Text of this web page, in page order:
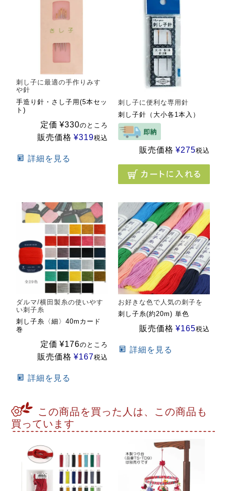
刺し子に最適の手作りみす
や針
手造り針・さし子用(5本セッ
ト)
定価 ¥330のところ
販売価格 ¥319税込
詳細を見る
刺し子に便利な専用針
刺し子針（大小各1本入）
販売価格 ¥275税込
ダルマ/横田製糸の使いやす
い刺子糸
刺し子糸〈細〉40mカード
巻
定価 ¥176のところ
販売価格 ¥167税込
詳細を見る
お好きな色で人気の刺子を
刺し子糸(約20m) 単色
販売価格 ¥165税込
詳細を見る
この商品を買った人は、この商品も
買っています